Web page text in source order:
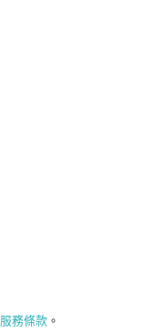
服務條款 。